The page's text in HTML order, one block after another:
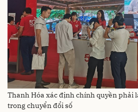
Thanh Hóa xác định chính quyền phải
trong chuyển đổi số